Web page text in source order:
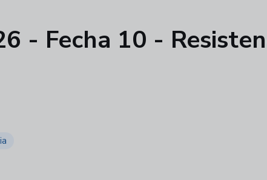
- Fecha 10 -